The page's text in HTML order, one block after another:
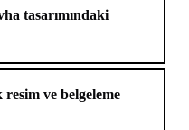
tasarımındaki
ve belgeleme